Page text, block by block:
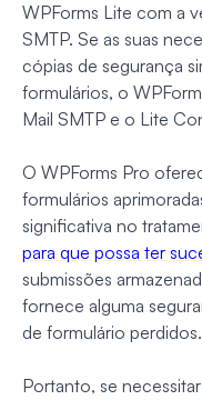
WPForms Lite com a
SMTP. Se as suas
cópias de segurança
formulários, o
Mail SMTP e o Lite
O WPForms Pro
formulários
significativa no
para que possa ter
submissões
fornece alguma
de formulário perdidos.
Portanto, se